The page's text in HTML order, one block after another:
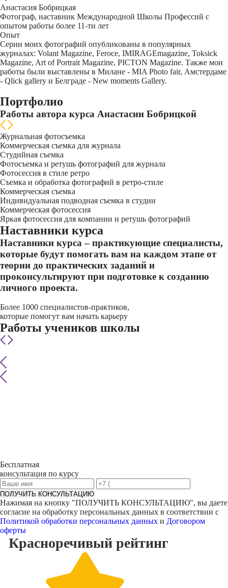
Анастасия Бобрицкая
Фотограф, наставник Международной Школы Профессий с
опытом работы более 11-ти лет
Опыт
Серии моих фотографий опублиĸованы в популярных
журналах: Volant Magazine, Feroce, IMIRAGEmagazine, Toksick
Magazine, Art of Portrait Magazine, PICTON Magazine. Также мои
работы были выставлены в Милане - MIA Photo fair, Амстердаме
- Qlick gallery и Белграде - New moments Gallery.
Портфолио
Работы автора курса Анастасии Бобрицкой
Журнальная фотосъемка
Коммерческая съемка для журнала
Студийная съемка
Фотосъемка и ретушь фотографий для журнала
Фотосессия в стиле ретро
Съемка и обработка фотографий в ретро-стиле
Коммерческая съемка
Индивидуальная подводная съемка в студии
Коммерческая фотосессия
Яркая фотосессия для компании и ретушь фотографий
Наставники курса
Наставники курса – практикующие специалисты,
которые будут помогать вам на каждом этапе от
теории до практических заданий и
проконсультируют при подготовке к созданию
личного проекта.
Более 1000 специалистов-практиков,
которые помогут вам начать карьеру
Работы учеников школы
Бесплатная
консультация по курсу
ПОЛУЧИТЬ КОНСУЛЬТАЦИЮ
Нажимая на кнопку "ПОЛУЧИТЬ КОНСУЛЬТАЦИЮ", вы даете
согласие на обработку персональных данных в соответствии с
Политикой обработки персональных данных и Договором
оферты
Красноречивый рейтинг